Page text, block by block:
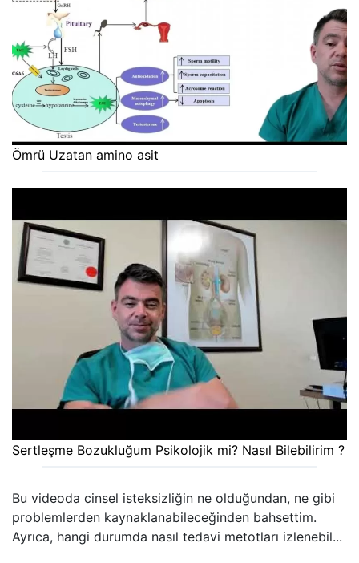
Ömrü Uzatan amino asit
Sertleşme Bozukluğum Psikolojik mi? Nasıl Bilebilirim ?
Bu videoda cinsel isteksizliğin ne olduğundan, ne gibi
problemlerden kaynaklanabileceğinden bahsettim.
Ayrıca, hangi durumda nasıl tedavi metotları izlenebil...